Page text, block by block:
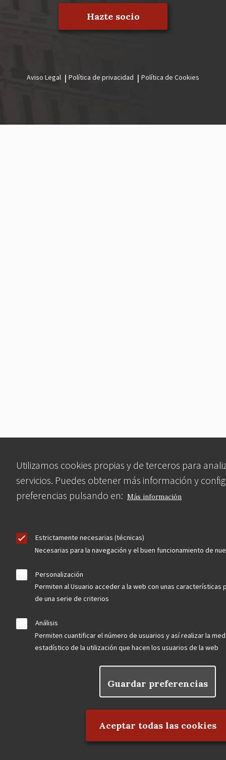
Utilizamos cookies propias y de terceros para
servicios. Puedes obtener más información y
preferencias pulsando en: Más información
Estrictamente necesarias (técnicas)
Necesarias para la navegación y el buen funcionamiento de
Personalización
Permiten al Usuario acceder a la web con unas características
de una serie de criterios
Análisis
Permiten cuantificar el número de usuarios y así realizar la
estadístico de la utilización que hacen los usuarios de la web
Guardar preferencias
Aceptar todas las cookies
Hazte socio
legal
Aviso Legal Política de privacidad Política de Cookies